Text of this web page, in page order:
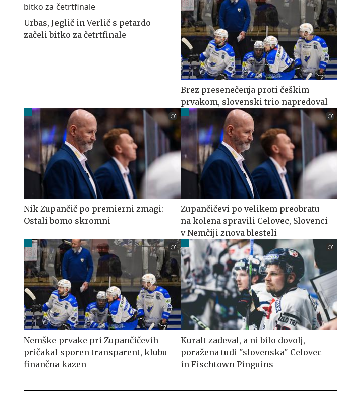
Urbas, Jeglič in Verlič s petardo
začeli bitko za četrtfinale
Brez presenečenja proti češkim
prvakom, slovenski trio napredoval
Nik Zupančič po premierni zmagi:
Ostali bomo skromni
Zupančičevi po velikem preobratu
na kolena spravili Celovec, Slovenci
v Nemčiji znova blesteli
Nemške prvake pri Zupančičevih
pričakal sporen transparent, klubu
finančna kazen
Kuralt zadeval, a ni bilo dovolj,
poražena tudi "slovenska" Celovec
in Fischtown Pinguins